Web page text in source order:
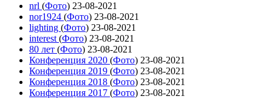
nrl (Фото) 23-08-2021
nor1924 (Фото) 23-08-2021
lighting (Фото) 23-08-2021
interest (Фото) 23-08-2021
80 лет (Фото) 23-08-2021
Конференция 2020 (Фото) 23-08-2021
Конференция 2019 (Фото) 23-08-2021
Конференция 2018 (Фото) 23-08-2021
Конференция 2017 (Фото) 23-08-2021